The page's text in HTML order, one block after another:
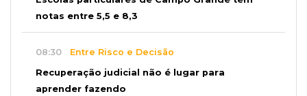
notas entre 5,5 e 8,3
08:30 Entre Risco e Decisão
Recuperação judicial não é lugar para
aprender fazendo